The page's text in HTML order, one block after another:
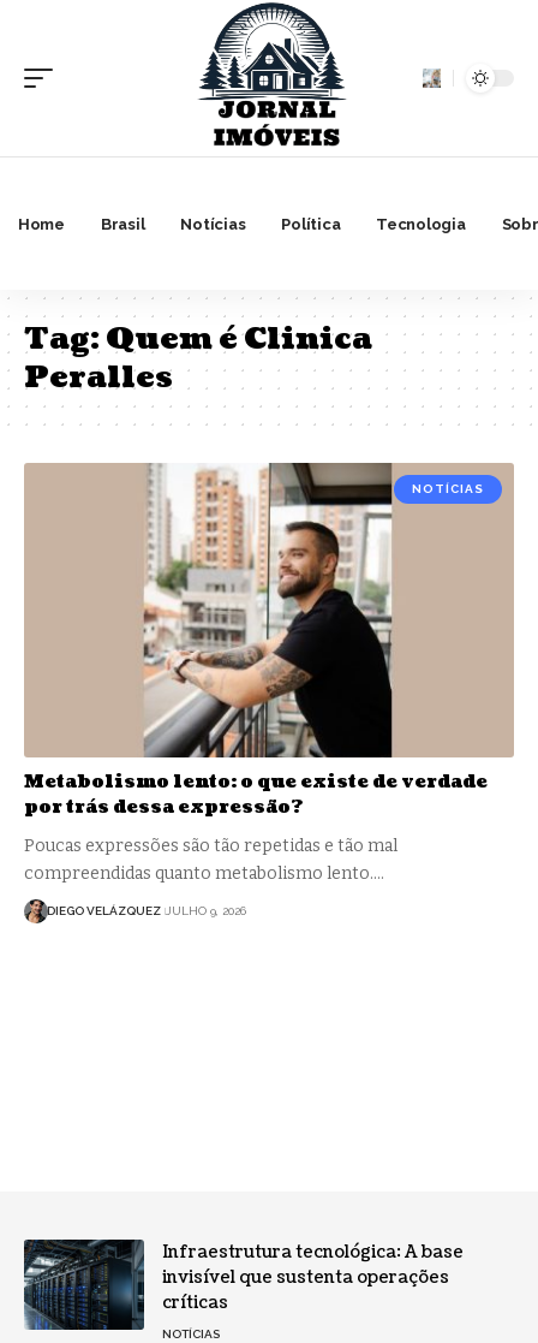
Home Brasil Notícias Política Tecnologia
Tag:Quem é Clinica
Peralles
NOTÍCIAS
Metabolismo lento: o que existe de verdade
por trás dessa expressão?
Poucas expressões são tão repetidas e tão mal
compreendidas quanto metabolismo lento.…
DIEGO VELÁZQUEZ JULHO 9, 2026
Infraestrutura tecnológica: A base
invisível que sustenta operações
críticas
NOTÍCIAS